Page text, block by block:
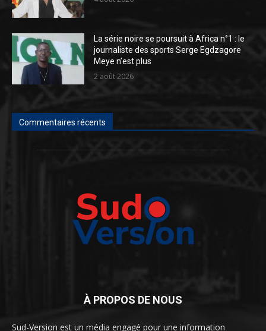
La série noire se poursuit à Africa n°1 : le
journaliste des sports Serge Egdzagore
Meye n’est plus
2 août 2026
Commentaires récents
À PROPOS DE NOUS
Sud-Version est un média engagé pour une information